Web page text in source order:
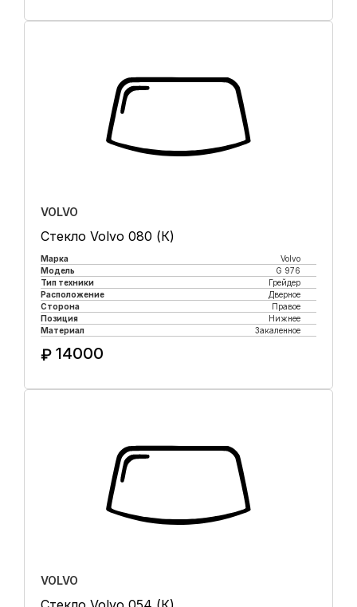
VOLVO
Стекло Volvo 080 (К)
Марка
Volvo
Модель
G 976
Тип техники
Грейдер
Расположение
Дверное
Сторона
Правое
Позиция
Нижнее
Материал
Закаленное
₽ 14000
VOLVO